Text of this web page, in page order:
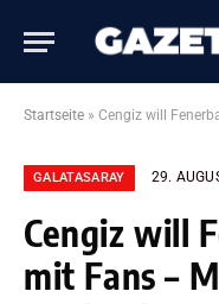
Startseite » Cengiz will
GALATASARAY 29.
Cengiz will
mit Fans –